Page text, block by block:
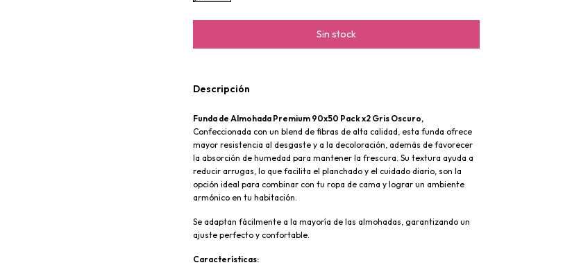
Descripción
Funda de Almohada Premium 90x50 Pack x2 Gris Oscuro,
Confeccionada con un blend de fibras de alta calidad, esta funda ofrece
mayor resistencia al desgaste y a la decoloración, además de favorecer
la absorción de humedad para mantener la frescura. Su textura ayuda a
reducir arrugas, lo que facilita el planchado y el cuidado diario, son la
opción ideal para combinar con tu ropa de cama y lograr un ambiente
armónico en tu habitación.
Se adaptan fácilmente a la mayoría de las almohadas, garantizando un
ajuste perfecto y confortable.
Características: